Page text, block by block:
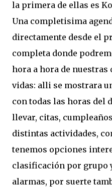
la primera de ellas es
Una completisima
directamente desde el
completa donde
hora a hora de nuestras
vidas: alli se mostrara
con todas las horas del
llevar, citas,
distintas actividades,
tenemos opciones
clasificación por grupo
alarmas, por suerte